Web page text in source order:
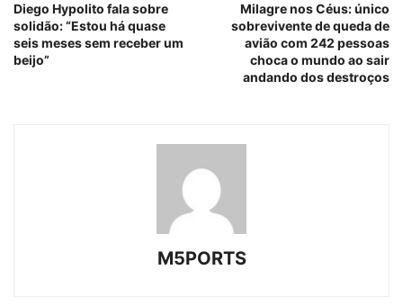
Diego Hypolito fala sobre
solidão: “Estou há quase
seis meses sem receber um
beijo”
Milagre nos Céus: único
sobrevivente de queda de
avião com 242 pessoas
choca o mundo ao sair
andando dos destroços
M5PORTS